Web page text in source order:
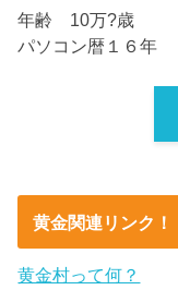
年齢 10万?歳
パソコン暦１６年
黄金関連リンク！
黄金村って何？